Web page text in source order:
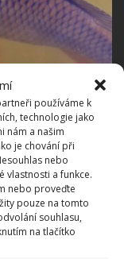
používáme k
technologie jako
nám a našim
je chování při
nebo
vlastnosti a funkce.
nebo proveďte
pouze na tomto
souhlasu,
na tlačítko
miluje hnojení
vitamínů mu v
vykvést
rybu umístit do